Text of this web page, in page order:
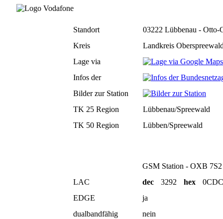
Standort
03222 Lübbenau - Otto-
Kreis
Landkreis
Lage via
Infos der
Bilder zur Station
TK 25 Region
Lübbenau/Spreewald
TK 50 Region
Lübben/Spreewald
GSM Station - OXB 7S2
LAC
dec 3292 hex 0CDC
EDGE
ja
dualbandfähig
nein